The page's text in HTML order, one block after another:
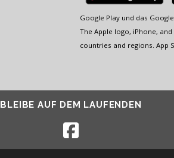
Google Play und das
The Apple logo, iPhone,
countries and regions. App
BLEIBE AUF DEM LAUFENDEN